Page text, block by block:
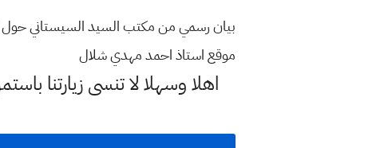
موقع استاذ احمد مهدي شلال
اهلا وسهلالا تنسى زيارتنا